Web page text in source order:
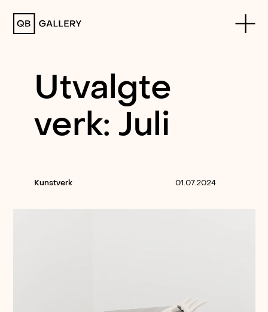
QB Gallery
Utvalgte
verk: Juli
Kunstverk 01.07.2024